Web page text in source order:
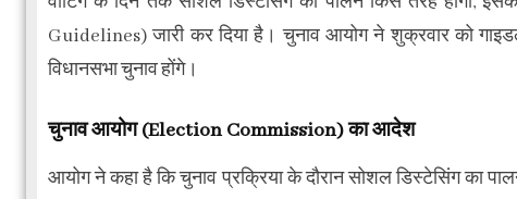
Guidelines) जारी कर दिया है। चुनाव आयोग ने शुक्रवार को
विधानसभा चुनाव होंगे।
चुनाव आयोग (Election Commission) का आदेश
आयोग ने कहा है कि चुनाव प्रक्रिया के दौरान सोशल डिस्टेसिंग का